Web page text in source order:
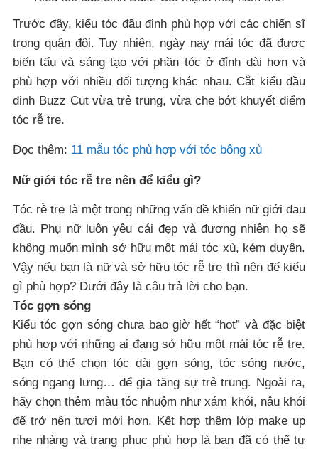
Trước đây, kiểu tóc đầu đinh phù hợp với các chiến sĩ
trong quân đội. Tuy nhiên, ngày nay mái tóc đã được
biến tấu và sáng tạo với phần tóc ở đỉnh dài hơn và
phù hợp với nhiều đối tượng khác nhau. Cắt kiểu đầu
đinh Buᴢᴢ Cut vừa trẻ trung, vừa che bớt khuyết điểm
tóc rễ tre.
Đọc thêm: 11 mẫu tóc phù hợp với tóc bông xù
Nữ giới tóc rễ tre nên để kiểu gì?
Tóc rễ tre là một trong những vấn đề khiến nữ giới đau
đầu. Phụ nữ luôn yêu cái đẹp và đương nhiên họ sẽ
không muốn mình sở hữu một mái tóc xù, kém duyên.
Vậy nếu bạn là nữ và sở hữu tóc rễ tre thì nên để kiểu
gì phù hợp? Dưới đây là câu trả lời cho bạn.
Tóc gợn sóng
Kiểu tóc gợn sóng chưa bao giờ hết “hot” và đặc biệt
phù hợp với những ai đang sở hữu một mái tóc rễ tre.
Bạn có thể chọn tóc dài gợn sóng, tóc sóng nước,
sóng ngang lưng… để gia tăng sự trẻ trung. Ngoài ra,
hãy chọn thêm màu tóc nhuộm như xám khói, nâu khói
để trở nên tươi mới hơn. Kết hợp thêm lớp make up
nhẹ nhàng và trang phục phù hợp là bạn đã có thể tự